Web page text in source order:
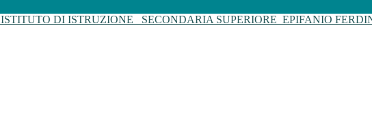
ISTITUTO DI ISTRUZIONE SECONDARIA SUPERIORE EPIFANIO